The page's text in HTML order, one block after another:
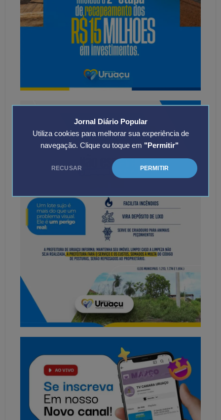
Jornal Diário Popular
Utiliza cookies para melhorar sua experiência de
navegação. Clique ou toque em "Permitir"
RECUSAR PERMITIR